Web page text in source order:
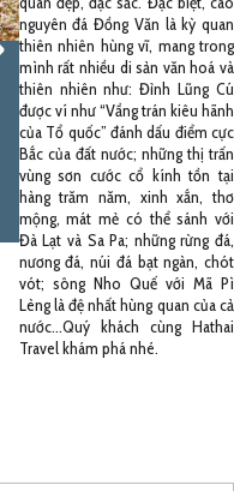
nguyên đá Đồng Văn là kỳ quan
thiên nhiên hùng vĩ, mang trong
mình rất nhiều di sản văn hoá và
thiên nhiên như: Đỉnh Lũng Cú
được ví như “Vầng trán kiêu hãnh
của Tổ quốc” đánh dấu điểm cực
Bắc của đất nước; những thị trấn
vùng sơn cước cổ kính tồn tại
hàng trăm năm, xinh xắn, thơ
mộng, mát mẻ có thể sánh với
Đà Lạt và Sa Pa; những rừng đá,
nương đá, núi đá bạt ngàn, chót
vót; sông Nho Quế với Mã Pì
Lèng là đệ nhất hùng quan của cả
nước…Quý khách cùng Hathai
Travel khám phá nhé.